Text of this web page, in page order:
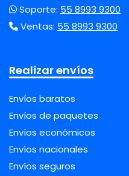
Soporte: 55 8993 9300
Ventas: 55 8993 9300
Realizar envíos
Envíos baratos
Envíos de paquetes
Envíos económicos
Envíos nacionales
Envíos seguros